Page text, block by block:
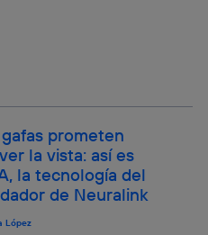
prometen
la vista: así es
la tecnología del
de Neuralink
López